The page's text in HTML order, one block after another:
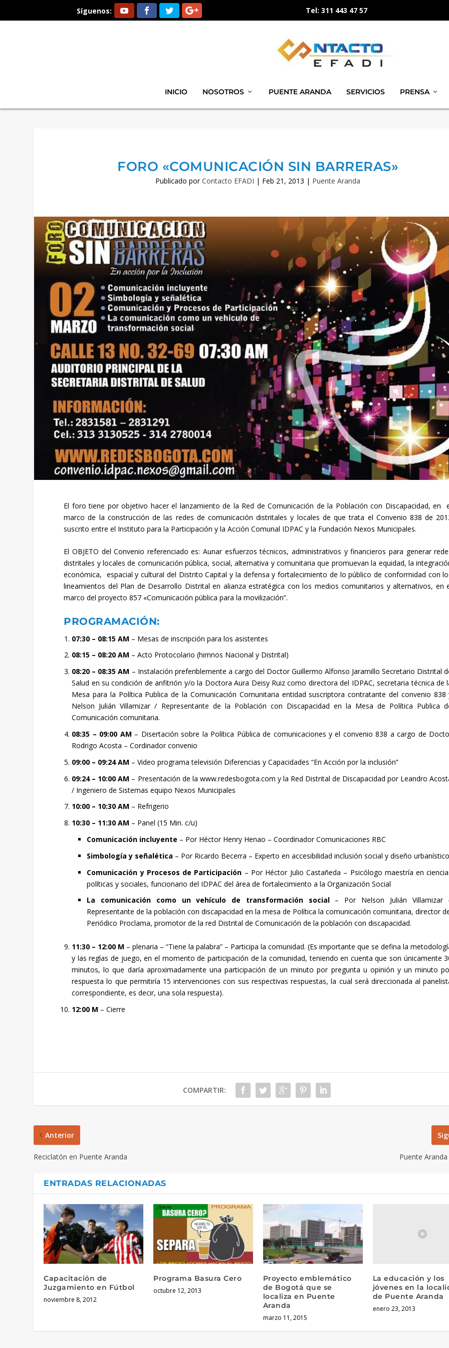
Síguenos: Tel: 311 443 47 57
INICIO NOSOTROS PUENTE ARANDA SERVICIOS PRENSA
FORO «COMUNICACIÓN SIN BARRERAS»
Publicado porContacto EFADI | Feb 21, 2013 | Puente Aranda
El foro tiene por objetivo hacer el lanzamiento de la Red de Comunicación de la Población con Discapacidad, en
marco de la construcción de las redes de comunicación distritales y locales de que trata el Convenio 838 de
suscrito entre el Instituto para la Participación y la Acción Comunal IDPAC y la Fundación Nexos Municipales.
El OBJETO del Convenio referenciado es: Aunar esfuerzos técnicos, administrativos y financieros para generar
distritales y locales de comunicación pública, social, alternativa y comunitaria que promuevan la equidad, la
económica, espacial y cultural del Distrito Capital y la defensa y fortalecimiento de lo público de conformidad con
lineamientos del Plan de Desarrollo Distrital en alianza estratégica con los medios comunitarios y alternativos, en
marco del proyecto 857 «Comunicación pública para la movilización”.
PROGRAMACIÓN:
07:30 – 08:15 AM – Mesas de inscripción para los asistentes
08:15 – 08:20 AM – Acto Protocolario (himnos Nacional y Distrital)
08:20 – 08:35 AM – Instalación preferiblemente a cargo del Doctor Guillermo Alfonso Jaramillo Secretario Distrital
Salud en su condición de anfitrión y/o la Doctora Aura Deisy Ruiz como directora del IDPAC, secretaria técnica de
Mesa para la Política Publica de la Comunicación Comunitaria entidad suscriptora contratante del convenio 838
Nelson Julián Villamizar / Representante de la Población con Discapacidad en la Mesa de Política Publica
Comunicación comunitaria.
08:35 – 09:00 AM – Disertación sobre la Política Pública de comunicaciones y el convenio 838 a cargo de
Rodrigo Acosta – Cordinador convenio
09:00 – 09:24 AM – Video programa televisión Diferencias y Capacidades “En Acción por la inclusión”
09:24 – 10:00 AM – Presentación de la www.redesbogota.com y la Red Distrital de Discapacidad por Leandro
/ Ingeniero de Sistemas equipo Nexos Municipales
10:00 – 10:30 AM – Refrigerio
10:30 – 11:30 AM – Panel (15 Min. c/u)
Comunicación incluyente – Por Héctor Henry Henao – Coordinador Comunicaciones RBC
Simbología y señalética – Por Ricardo Becerra – Experto en accesibilidad inclusión social y diseño urbanístico
Comunicación y Procesos de Participación – Por Héctor Julio Castañeda – Psicólogo maestría en
políticas y sociales, funcionario del IDPAC del área de fortalecimiento a la Organización Social
La comunicación como un vehículo de transformación social– Por Nelson Julián Villamizar
Representante de la población con discapacidad en la mesa de Política la comunicación comunitaria, director
Periódico Proclama, promotor de la red Distrital de Comunicación de la población con discapacidad.
11:30 – 12:00 M – plenaria – “Tiene la palabra” – Participa la comunidad. (Es importante que se defina la
y las reglas de juego, en el momento de participación de la comunidad, teniendo en cuenta que son únicamente
minutos, lo que daría aproximadamente una participación de un minuto por pregunta u opinión y un minuto
respuesta lo que permitiría 15 intervenciones con sus respectivas respuestas, la cual será direccionada al
correspondiente, es decir, una sola respuesta).
12:00 M – Cierre
COMPARTIR:
Anterior
Reciclatón en Puente Aranda Puente
ENTRADAS RELACIONADAS
Capacitación de
Juzgamiento en Fútbol
noviembre 8, 2012
Programa Basura Cero
octubre 12, 2013
Proyecto emblemático
de Bogotá que se
localiza en Puente
Aranda
marzo 11, 2015
La educación y los
jóvenes en la
de Puente Aranda
enero 23, 2013